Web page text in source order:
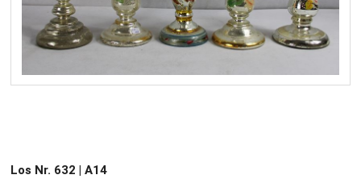
Los Nr. 632 | A14